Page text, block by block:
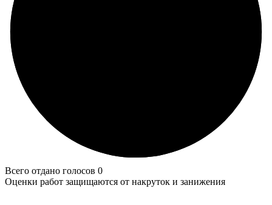
Всего отдано голосов 0
Оценки работ защищаются от накруток и занижения